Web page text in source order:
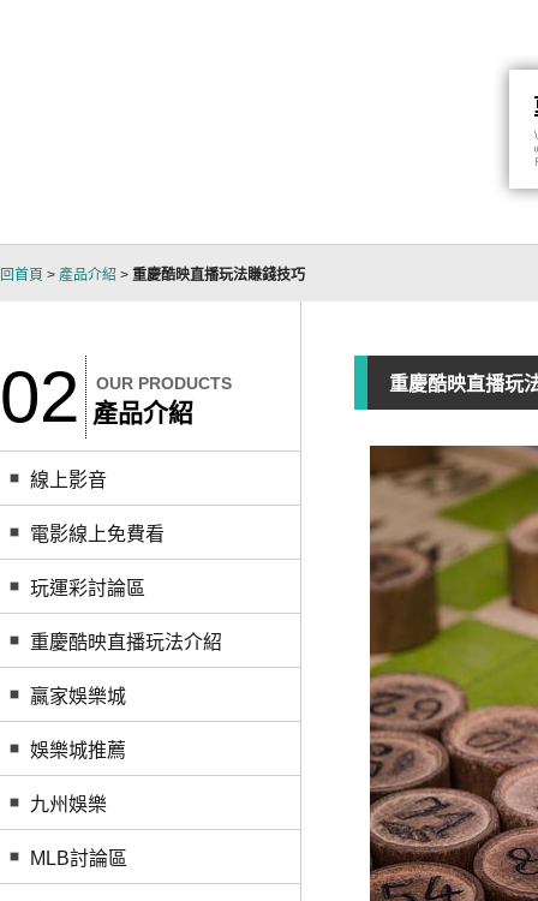
回首頁 > 產品介紹 > 重慶酷映直播玩法賺錢技巧
02 OUR PRODUCTS
產品介紹
線上影音
電影線上免費看
玩運彩討論區
重慶酷映直播玩法介紹
贏家娛樂城
娛樂城推薦
九州娛樂
MLB討論區
重慶酷映直播玩